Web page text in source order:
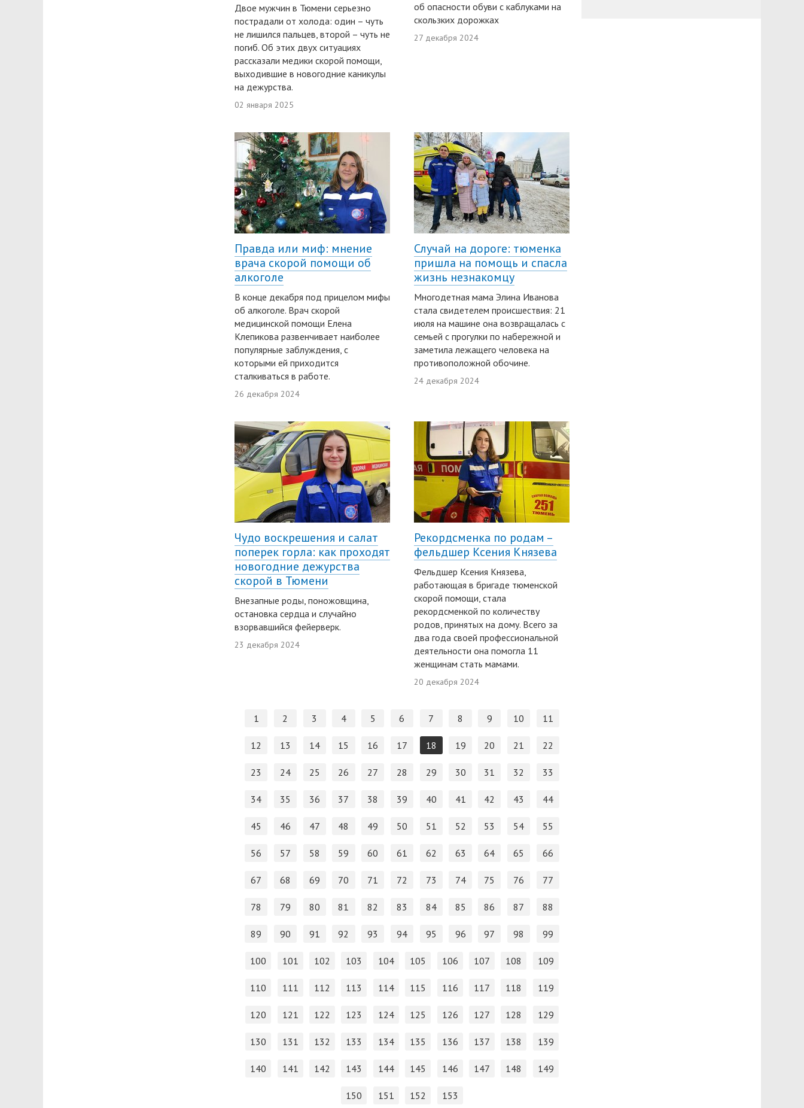
Двое мужчин в Тюмени серьезно
пострадали от холода: один – чуть
не лишился пальцев, второй – чуть не
погиб. Об этих двух ситуациях
рассказали медики скорой помощи,
выходившие в новогодние каникулы
на дежурства.
02 января 2025
об опасности обуви с каблуками на
скользких дорожках
27 декабря 2024
Правда или миф: мнение
врача скорой помощи об
алкоголе
В конце декабря под прицелом мифы
об алкоголе. Врач скорой
медицинской помощи Елена
Клепикова развенчивает наиболее
популярные заблуждения, с
которыми ей приходится
сталкиваться в работе.
26 декабря 2024
Случай на дороге: тюменка
пришла на помощь и спасла
жизнь незнакомцу
Многодетная мама Элина Иванова
стала свидетелем происшествия: 21
июля на машине она возвращалась с
семьей с прогулки по набережной и
заметила лежащего человека на
противоположной обочине.
24 декабря 2024
Чудо воскрешения и салат
поперек горла: как проходят
новогодние дежурства
скорой в Тюмени
Внезапные роды, поножовщина,
остановка сердца и случайно
взорвавшийся фейерверк.
23 декабря 2024
Рекордсменка по родам –
фельдшер Ксения Князева
Фельдшер Ксения Князева,
работающая в бригаде тюменской
скорой помощи, стала
рекордсменкой по количеству
родов, принятых на дому. Всего за
два года своей профессиональной
деятельности она помогла 11
женщинам стать мамами.
20 декабря 2024
1 2 3 4 5 6 7 8 9 10 11
12 13 14 15 16 17 18 19 20 21 22
23 24 25 26 27 28 29 30 31 32 33
34 35 36 37 38 39 40 41 42 43 44
45 46 47 48 49 50 51 52 53 54 55
56 57 58 59 60 61 62 63 64 65 66
67 68 69 70 71 72 73 74 75 76 77
78 79 80 81 82 83 84 85 86 87 88
89 90 91 92 93 94 95 96 97 98 99
100 101 102 103 104 105 106 107 108 109
110 111 112 113 114 115 116 117 118 119
120 121 122 123 124 125 126 127 128 129
130 131 132 133 134 135 136 137 138 139
140 141 142 143 144 145 146 147 148 149
150 151 152 153